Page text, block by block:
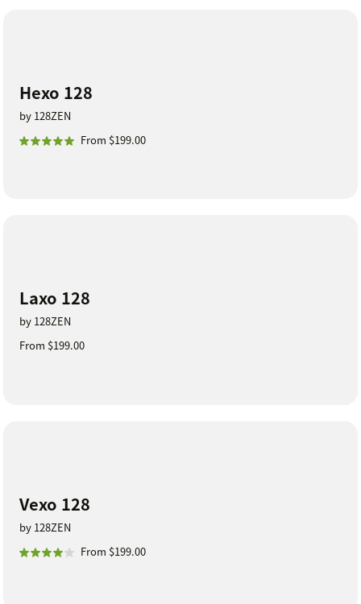
Hexo 128
by 128ZEN
From $199.00
Laxo 128
by 128ZEN
From $199.00
Vexo 128
by 128ZEN
From $199.00